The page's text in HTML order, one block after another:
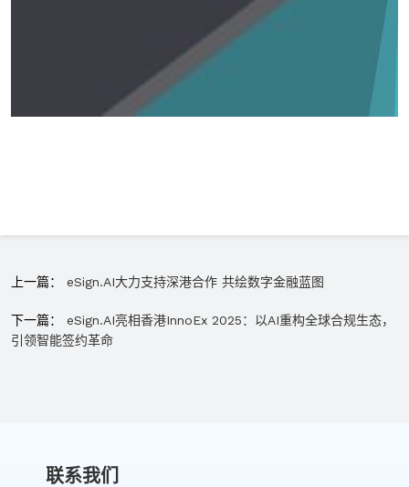
上一篇： eSign.AI大力支持深港合作 共绘数字金融蓝图​
下一篇： eSign.AI亮相香港InnoEx 2025：以AI重构全球合规生态，
引领智能签约革命​​
联系我们